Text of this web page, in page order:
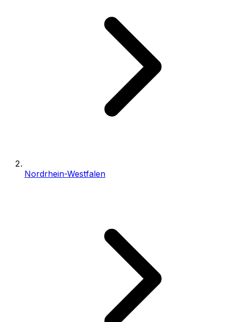
Nordrhein-Westfalen